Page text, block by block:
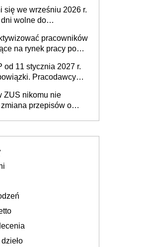
się we wrześniu 2026 r.
wolne do
pracowników
na rynek pracy po
Powstanie Fundusz
w Zatrudnianiu?
od 11 stycznia 2027 r.
Pracodawcy
ZUS nikomu nie
przepisów o